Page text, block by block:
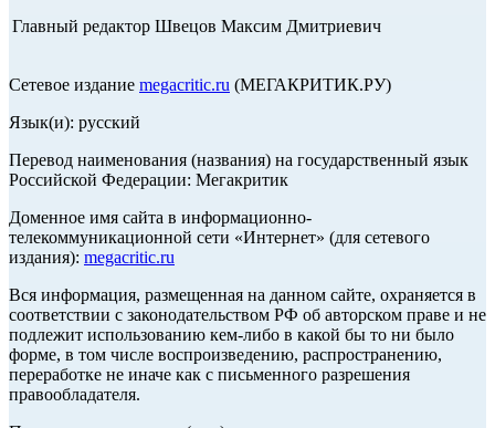
Главный редактор Швецов Максим Дмитриевич
Сетевое издание megacritic.ru (МЕГАКРИТИК.РУ)
Язык(и): русский
Перевод наименования (названия) на государственный язык
Российской Федерации: Мегакритик
Доменное имя сайта в информационно-
телекоммуникационной сети «Интернет» (для сетевого
издания): megacritic.ru
Вся информация, размещенная на данном сайте, охраняется в
соответствии с законодательством РФ об авторском праве и не
подлежит использованию кем-либо в какой бы то ни было
форме, в том числе воспроизведению, распространению,
переработке не иначе как с письменного разрешения
правообладателя.